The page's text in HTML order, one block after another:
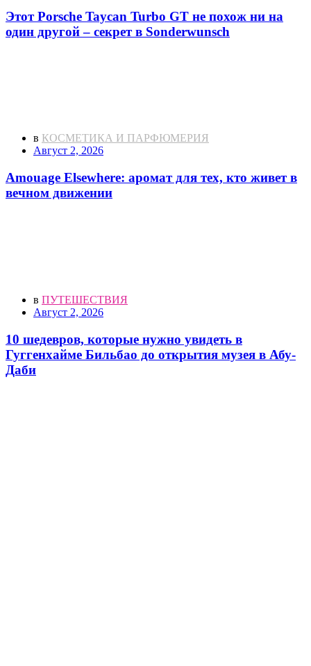
Этот Porsche Taycan Turbo GT не похож ни на
один другой – секрет в Sonderwunsch
в КОСМЕТИКА И ПАРФЮМЕРИЯ
Август 2, 2026
Amouage Elsewhere: аромат для тех, кто живет в
вечном движении
в ПУТЕШЕСТВИЯ
Август 2, 2026
10 шедевров, которые нужно увидеть в
Гуггенхайме Бильбао до открытия музея в Абу-
Даби